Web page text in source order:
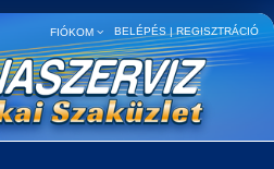
BELÉPÉS |REGISZTRÁCIÓ
FIÓKOM